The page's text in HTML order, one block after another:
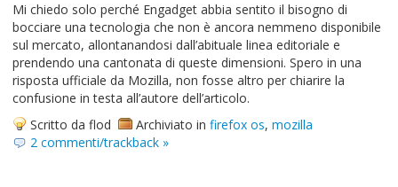
Mi chiedo solo perché Engadget abbia sentito il bisogno di
bocciare una tecnologia che non è ancora nemmeno disponibile
sul mercato, allontanandosi dall’abituale linea editoriale e
prendendo una cantonata di queste dimensioni. Spero in una
risposta ufficiale da Mozilla, non fosse altro per chiarire la
confusione in testa all’autore dell’articolo.
Scritto da flod
Archiviato in firefox os, mozilla
2 commenti/trackback »